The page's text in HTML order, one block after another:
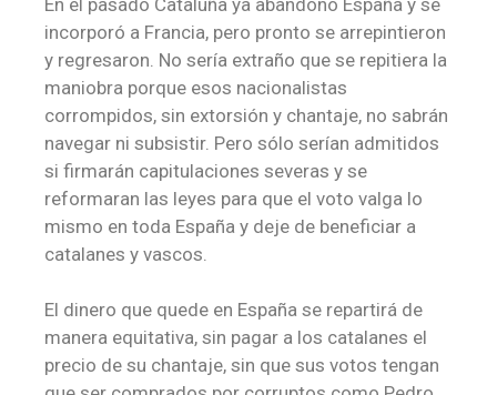
incorporó a Francia, pero pronto se arrepintieron
y regresaron. No sería extraño que se repitiera la
maniobra porque esos nacionalistas
corrompidos, sin extorsión y chantaje, no sabrán
navegar ni subsistir. Pero sólo serían admitidos
si firmarán capitulaciones severas y se
reformaran las leyes para que el voto valga lo
mismo en toda España y deje de beneficiar a
catalanes y vascos.
El dinero que quede en España se repartirá de
manera equitativa, sin pagar a los catalanes el
precio de su chantaje, sin que sus votos tengan